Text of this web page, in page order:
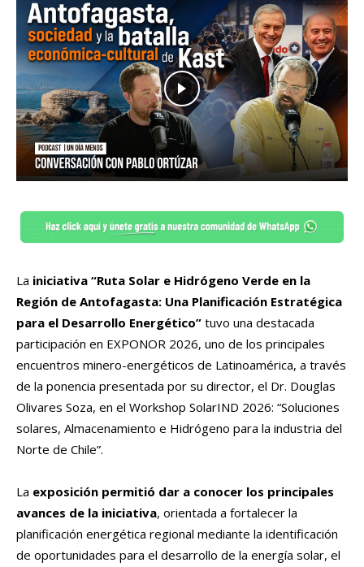
La iniciativa “Ruta Solar e Hidrógeno Verde en la
Región de Antofagasta: Una Planificación Estratégica
para el Desarrollo Energético” tuvo una destacada
participación en EXPONOR 2026, uno de los principales
encuentros minero-energéticos de Latinoamérica, a través
de la ponencia presentada por su director, el Dr. Douglas
Olivares Soza, en el Workshop SolarIND 2026: “Soluciones
solares, Almacenamiento e Hidrógeno para la industria del
Norte de Chile”.
La exposición permitió dar a conocer los principales
avances de la iniciativa, orientada a fortalecer la
planificación energética regional mediante la identificación
de oportunidades para el desarrollo de la energía solar, el